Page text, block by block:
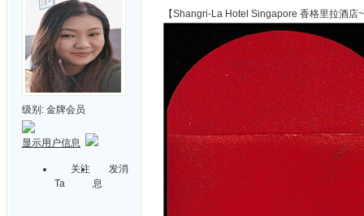
级别: 金牌会员
显示用户信息
关注
Ta
发消
息
【Shangri-La Hotel Singapore 香格里拉酒店